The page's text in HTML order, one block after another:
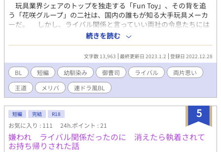
玩具業界シェアのトップを独走する「Fun Toy」、その背を追
う「花咲グループ」の二社は、国内の誰もが知る大手玩具メーカ
ーだ。 しかし、ライバル関係と言っていい両社の令息たちには
秘密があった。 ただただ世襲を重んじ、ならわしに沿って生き
ることが当然だと教え込まれていた二人。 敷かれたレールに背
くなど考えもせず、自社のために生きていく現実に何ら違和感を
抱くことがなかった二人は、周囲の厳格な大人に隠れ無二の親友
となった。 特別な境遇、特別な家柄、特別な人間関係が絡むこ
とのない普通の友情を育んだ末に、二人は障害だらけの恋に目覚
めてゆくのだが……。 俺達は、遅すぎた春に身を焦がし 背徳
の道を選んだ── ※ BLove様で行われました短編コンテスト、
テーマ「禁断の関係」出品作です。 ※ 同コンテストにて優秀賞
を頂きました。 応援してくださった皆さま、ありがとうございま
した！
続きを読む
文字数 13,963 最終更新日 2023.1.2 登録日 2022.12.28
BL 短編 幼馴染み 御曹司 ライバル
両片思い
王道
メリバ 連ドラ風BL
5
短編 完結 R18
お気に入り : 111 24h.ポイント : 21
嫌われ ライバル関係だったのに 消えたら執着されて
お持ち帰りされた話